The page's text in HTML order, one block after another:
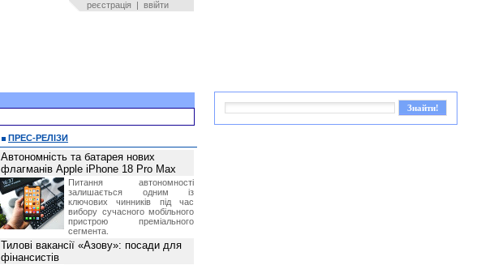
реєстрація | ввійти
ПРЕС-РЕЛІЗИ
Автономність та батарея нових
флагманів Apple iPhone 18 Pro Max
Питання автономності
залишається одним із
ключових чинників під час
вибору сучасного мобільного
пристрою преміального
сегмента.
Тилові вакансії «Азову»: посади для
фінансистів